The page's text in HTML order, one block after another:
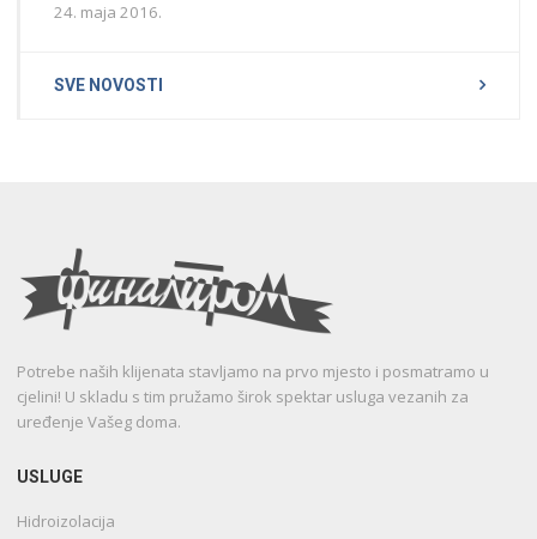
24. maja 2016.
SVE NOVOSTI
Potrebe naših klijenata stavljamo na prvo mjesto i posmatramo u
cjelini! U skladu s tim pružamo širok spektar usluga vezanih za
uređenje Vašeg doma.
USLUGE
Hidroizolacija